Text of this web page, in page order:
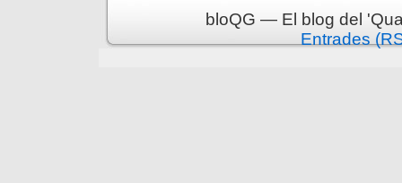
bloQG — El blog del
Entrades